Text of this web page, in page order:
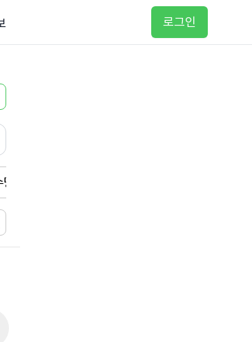
로그인